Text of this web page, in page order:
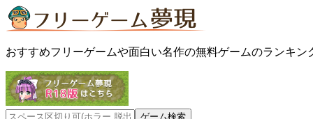
おすすめフリーゲームや面白い名作の無料ゲームのランキン